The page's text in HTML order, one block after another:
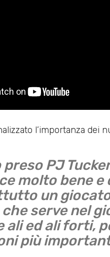
l’importanza dei
preso PJ
molto bene e
un
serve nel
ali ed ali forti,
più